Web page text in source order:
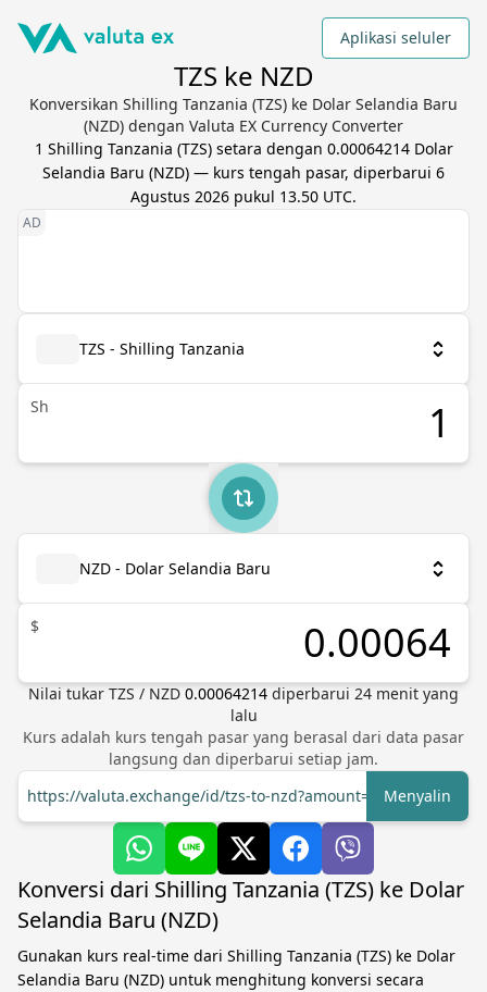
Aplikasi seluler
TZS ke NZD
Konversikan Shilling Tanzania (TZS) ke Dolar Selandia Baru
(NZD) dengan Valuta EX Currency Converter
1 Shilling Tanzania (TZS) setara dengan 0.00064214 Dolar
Selandia Baru (NZD) — kurs tengah pasar, diperbarui 6
Agustus 2026 pukul 13.50 UTC.
TZS - Shilling Tanzania
Sh
NZD - Dolar Selandia Baru
$
Nilai tukar TZS / NZD 0.00064214 diperbarui 24 menit yang
lalu
Kurs adalah kurs tengah pasar yang berasal dari data pasar
langsung dan diperbarui setiap jam.
https://valuta.exchange/id/tzs-to-nzd?amount=1
Menyalin
Konversi dari Shilling Tanzania (TZS) ke Dolar
Selandia Baru (NZD)
Gunakan kurs real-time dari Shilling Tanzania (TZS) ke Dolar
Selandia Baru (NZD) untuk menghitung konversi secara